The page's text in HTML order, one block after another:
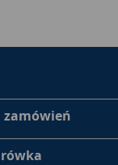
zamówień